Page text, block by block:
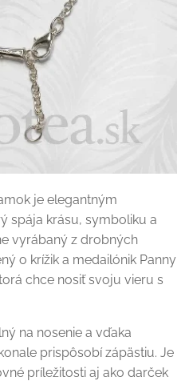
je elegantným
spája krásu, symboliku a
vyrábaný z drobných
o krížik a medailónik Panny
chce nosiť svoju vieru s
na nosenie a vďaka
prispôsobí zápästiu. Je
príležitosti aj ako darček